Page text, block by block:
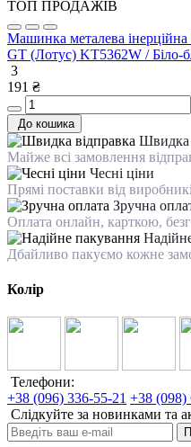
ТОП ПРОДАЖІВ
Машинка металева
GT (Лотус) KT5362W / Біло-
3
191 ₴
До кошика
Швидка
Майже всі замовлення
Чесні ціни
Прямі поставки від
Зручна
Оплата онлайн, карткою,
Дбайливо пакуємо кожне
Колір
Телефони:
+38 (096) 336-55-21 +38 (098)
Слідкуйте за новинками та